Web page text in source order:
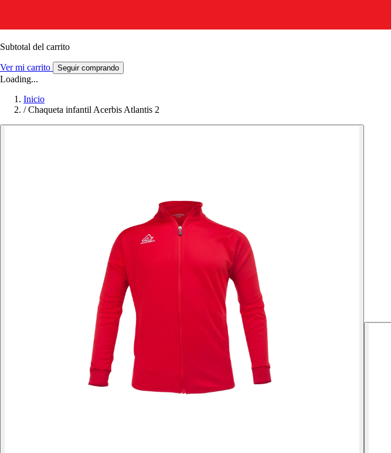
Subtotal del carrito
Ver mi carrito Seguir comprando
Loading...
Inicio
/ Chaqueta infantil Acerbis Atlantis 2